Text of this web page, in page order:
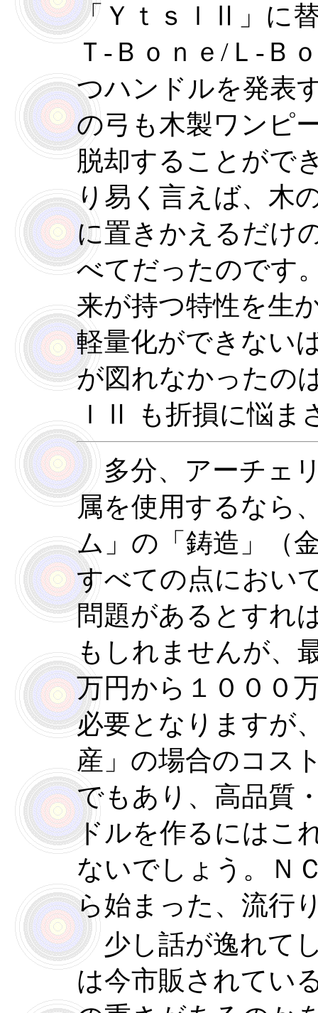
「ＹｔｓｌⅡ」に
Ｔ-Ｂｏｎｅ/Ｌ-Ｂ
つハンドルを発表
の弓も木製ワンピ
脱却することがで
り易く言えば、木
に置きかえるだけ
べてだったのです
来が持つ特性を生
軽量化ができない
が図れなかったの
ｌⅡ も折損に悩ま
多分、アーチェ
属を使用するなら
ム」の「鋳造」（
すべての点におい
問題があるとすれ
もしれませんが、
万円から１０００
必要となりますが
産」の場合のコス
でもあり、高品質
ドルを作るにはこ
ないでしょう。Ｎ
ら始まった、流行
少し話が逸れて
は今市販されてい